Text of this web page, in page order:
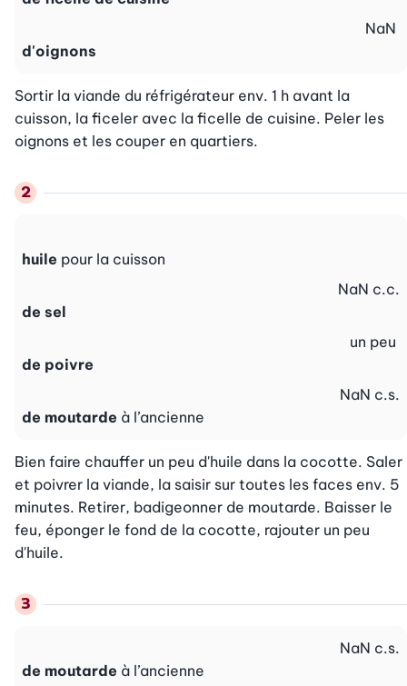
d'oignons
NaN
Sortir la viande du réfrigérateur env. 1 h avant la
cuisson, la ficeler avec la ficelle de cuisine. Peler les
oignons et les couper en quartiers.
huile pour la cuisson
de sel
NaN c.c.
de poivre
un peu
de moutarde à l’ancienne
NaN c.s.
Bien faire chauffer un peu d'huile dans la cocotte. Saler
et poivrer la viande, la saisir sur toutes les faces env. 5
minutes. Retirer, badigeonner de moutarde. Baisser le
feu, éponger le fond de la cocotte, rajouter un peu
d'huile.
de moutarde à l’ancienne
NaN c.s.